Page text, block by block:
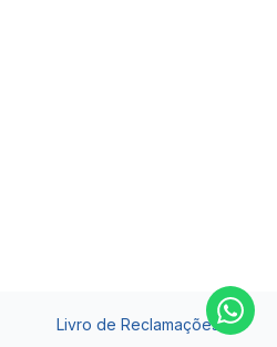
Livro de Reclamações